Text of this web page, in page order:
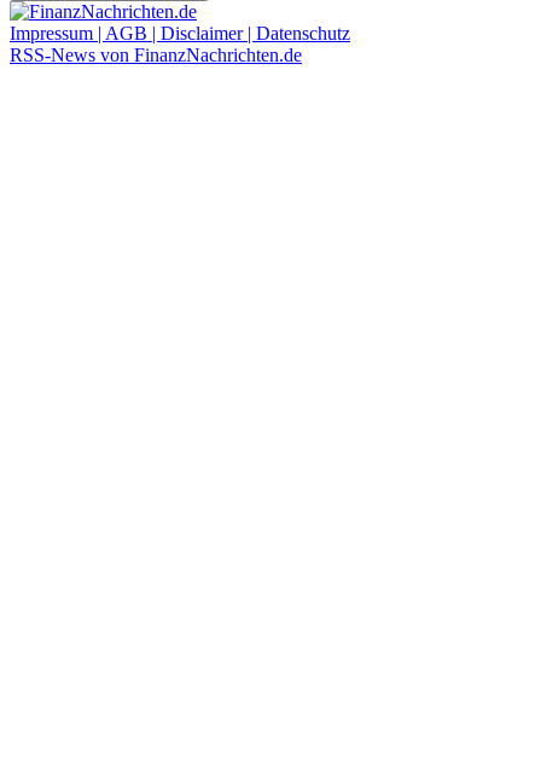
Impressum | AGB | Disclaimer | Datenschutz
RSS-News von FinanzNachrichten.de